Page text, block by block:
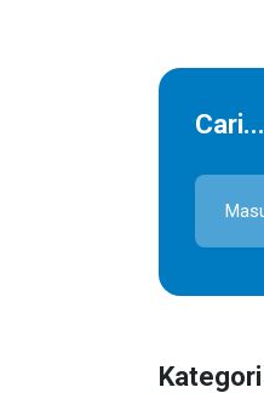
Cari...
Kategori